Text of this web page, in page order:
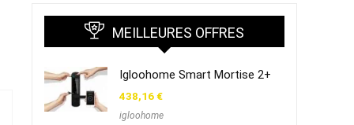
MEILLEURES OFFRES
Igloohome Smart Mortise 2+
438,16€
igloohome